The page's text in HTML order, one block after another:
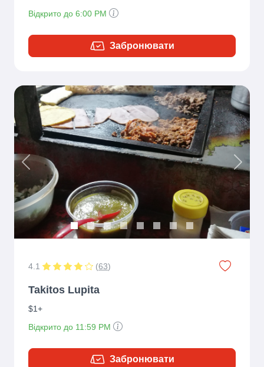
Відкрито до 6:00 PM
Забронювати
Previous Next
4.1 (63)
Takitos Lupita
$1+
Відкрито до 11:59 PM
Забронювати